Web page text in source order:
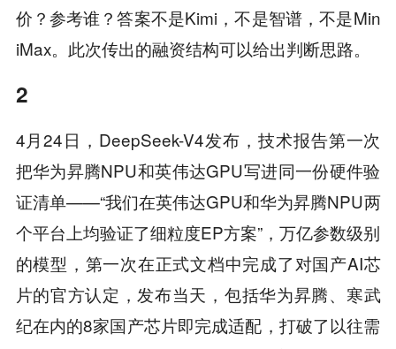
价？参考谁？答案不是Kimi，不是智谱，不是Min
iMax。此次传出的融资结构可以给出判断思路。
2
4月24日，DeepSeek-V4发布，技术报告第一次
把华为昇腾NPU和英伟达GPU写进同一份硬件验
证清单——“我们在英伟达GPU和华为昇腾NPU两
个平台上均验证了细粒度EP方案”，万亿参数级别
的模型，第一次在正式文档中完成了对国产AI芯
片的官方认定，发布当天，包括华为昇腾、寒武
纪在内的8家国产芯片即完成适配，打破了以往需